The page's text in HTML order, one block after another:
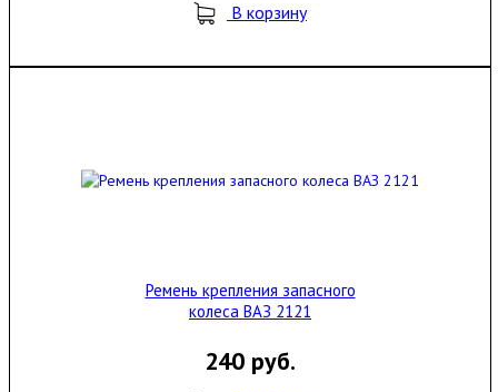
В корзину
Ремень крепления запасного
колеса ВАЗ 2121
240 руб.